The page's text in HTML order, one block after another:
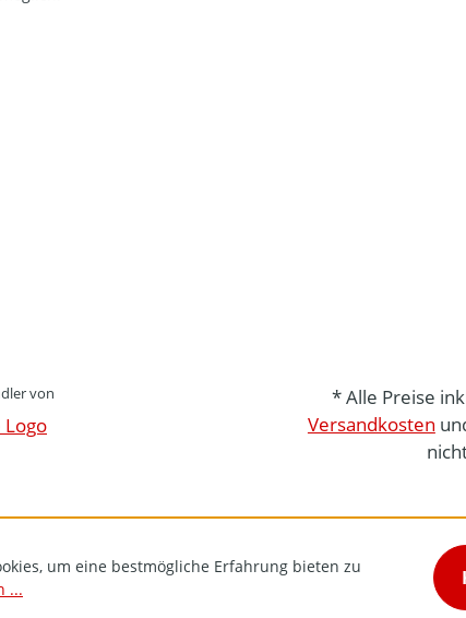
von
* Alle Preise
Versandkosten
um eine bestmögliche Erfahrung bieten zu
...